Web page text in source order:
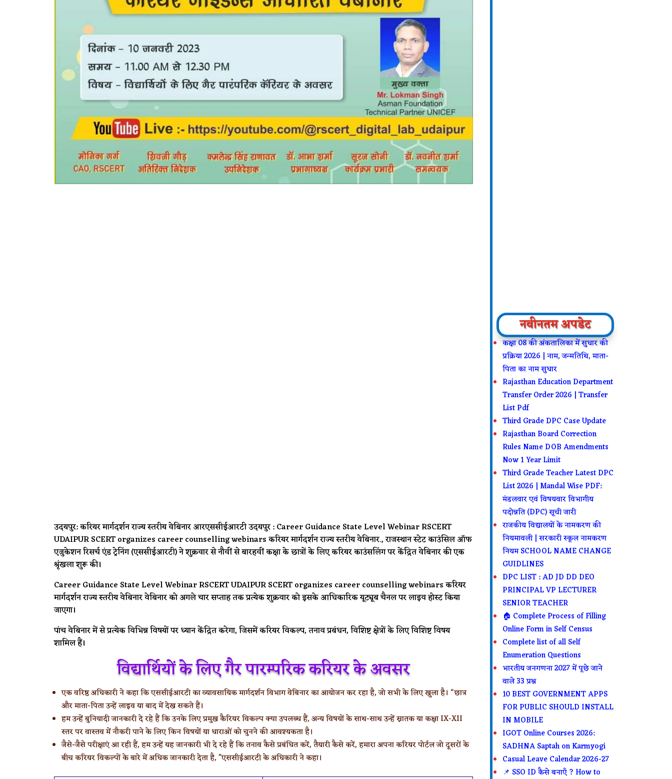
उदयपुर: करियर मार्गदर्शन राज्य स्तरीय वेबिनार आरएससीईआरटी उदयपुर : Career Guidance State Level Webinar RSCERT
UDAIPUR SCERT organizes career counselling webinars करियर मार्गदर्शन राज्य स्तरीय वेबिनार., राजस्थान स्टेट काउंसिल ऑफ
एजुकेशन रिसर्च एंड ट्रेनिंग (एससीईआरटी) ने शुक्रवार से नौवीं से बारहवीं कक्षा के छात्रों के लिए करियर काउंसलिंग पर केंद्रित वेबिनार की एक
श्रृंखला शुरू की।
Career Guidance State Level Webinar RSCERT UDAIPUR SCERT organizes career counselling webinars करियर
मार्गदर्शन राज्य स्तरीय वेबिनार वेबिनार को अगले चार सप्ताह तक प्रत्येक शुक्रवार को इसके आधिकारिक यूट्यूब चैनल पर लाइव होस्ट किया
जाएगा।
पांच वेबिनार में से प्रत्येक विभिन्न विषयों पर ध्यान केंद्रित करेगा, जिसमें करियर विकल्प, तनाव प्रबंधन, विशिष्ट क्षेत्रों के लिए विशिष्ट विषय
शामिल हैं।
विद्यार्थियों के लिए गैर पारम्परिक करियर के अवसर
एक वरिष्ठ अधिकारी ने कहा कि एससीईआरटी का व्यावसायिक मार्गदर्शन विभाग वेबिनार का आयोजन कर रहा है, जो सभी के लिए खुला है। “छात्र
और माता-पिता उन्हें लाइव या बाद में देख सकते हैं।
हम उन्हें बुनियादी जानकारी दे रहे हैं कि उनके लिए प्रमुख कैरियर विकल्प क्या उपलब्ध हैं, अन्य विषयों के साथ-साथ उन्हें स्नातक या कक्षा IX-XII
स्तर पर वास्तव में नौकरी पाने के लिए किन विषयों या धाराओं को चुनने की आवश्यकता है।
जैसे-जैसे परीक्षाएं आ रही हैं, हम उन्हें यह जानकारी भी दे रहे हैं कि तनाव कैसे प्रबंधित करें, तैयारी कैसे करें, हमारा अपना करियर पोर्टल जो दूसरों के
बीच करियर विकल्पों के बारे में अधिक जानकारी देता है, ”एससीईआरटी के अधिकारी ने कहा।
नवीनतम अपडेट
कक्षा 08 की अंकतालिका में सुधार की
प्रक्रिया 2026 | नाम, जन्मतिथि, माता-
पिता का नाम सुधार
Rajasthan Education Department
Transfer Order 2026 | Transfer
List Pdf
Third Grade DPC Case Update
Rajasthan Board Correction
Rules Name DOB Amendments
Now 1 Year Limit
Third Grade Teacher Latest DPC
List 2026 | Mandal Wise PDF:
मंडलवार एवं विषयवार विभागीय
पदोन्नति (DPC) सूची जारी
राजकीय विद्यालयों के नामकरण की
नियमावली | सरकारी स्कूल नामकरण
नियम SCHOOL NAME CHANGE
GUIDLINES
DPC LIST : AD JD DD DEO
PRINCIPAL VP LECTURER
SENIOR TEACHER
🏠 Complete Process of Filling
Online Form in Self Census
Complete list of all Self
Enumeration Questions
भारतीय जनगणना 2027 में पूछे जाने
वाले 33 प्रश्न
10 BEST GOVERNMENT APPS
FOR PUBLIC SHOULD INSTALL
IN MOBILE
IGOT Online Courses 2026:
SADHNA Saptah on Karmyogi
Casual Leave Calendar 2026-27
📌 SSO ID कैसे बनाएँ ? How to